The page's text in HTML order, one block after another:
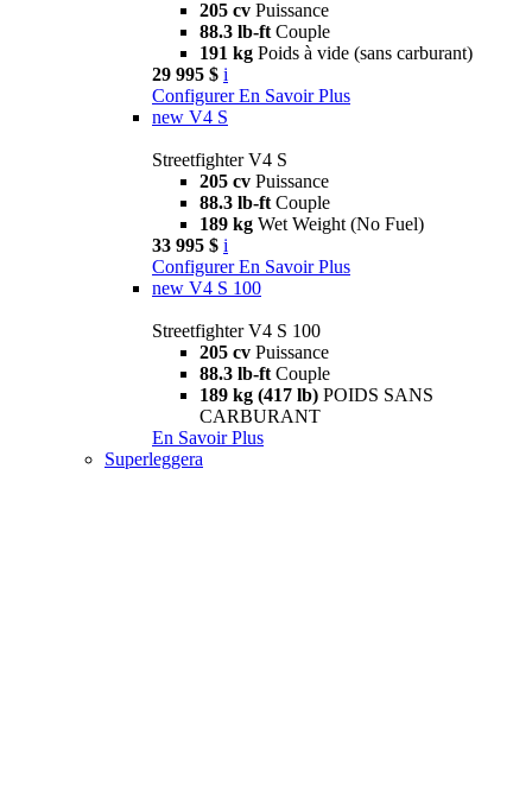
205 cv Puissance
88.3 lb-ft Couple
191 kg Poids à vide (sans carburant)
29 995 $ i
Configurer En Savoir Plus
new V4 S
Streetfighter V4 S
205 cv Puissance
88.3 lb-ft Couple
189 kg Wet Weight (No Fuel)
33 995 $ i
Configurer En Savoir Plus
new V4 S 100
Streetfighter V4 S 100
205 cv Puissance
88.3 lb-ft Couple
189 kg (417 lb) POIDS SANS
CARBURANT
En Savoir Plus
Superleggera